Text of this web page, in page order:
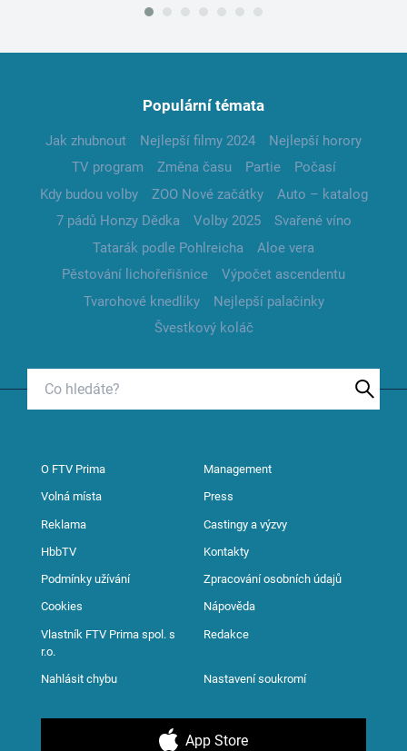
Populární témata
Jak zhubnout Nejlepší filmy 2024
Nejlepší horory
TV program
Změna času Partie
Počasí
Kdy budou volby
ZOO Nové začátky
Auto – katalog
7 pádů Honzy Dědka
Volby 2025
Svařené víno
Tatarák podle Pohlreicha
Aloe vera
Pěstování lichořeřišnice
Výpočet ascendentu
Tvarohové knedlíky
Nejlepší palačinky
Švestkový koláč
O FTV Prima Management
Volná místa Press
Reklama Castingy a výzvy
HbbTV Kontakty
Podmínky užívání Zpracování osobních údajů
Cookies Nápověda
Vlastník FTV Prima spol. s
r.o.
Redakce
Nahlásit chybu Nastavení soukromí
App Store